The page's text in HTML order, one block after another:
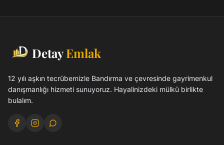
Detay Emlak
12 yılı aşkın tecrübemizle Bandırma ve çevresinde gayrimenkul
danışmanlığı hizmeti sunuyoruz. Hayalinizdeki mülkü birlikte
bulalım.